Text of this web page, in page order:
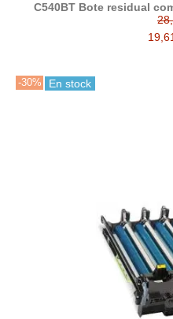
C540BT Bote residual
-30% En stock